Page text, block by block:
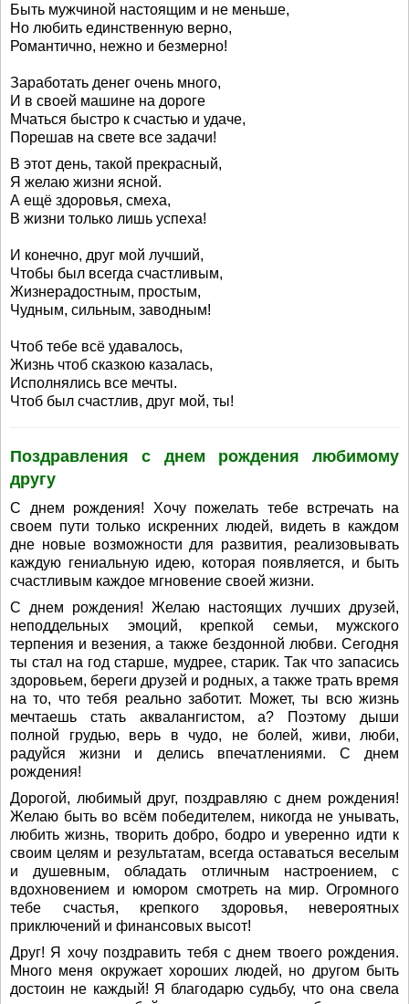
Быть мужчиной настоящим и не меньше,
Но любить единственную верно,
Романтично, нежно и безмерно!
Заработать денег очень много,
И в своей машине на дороге
Мчаться быстро к счастью и удаче,
Порешав на свете все задачи!
В этот день, такой прекрасный,
Я желаю жизни ясной.
А ещё здоровья, смеха,
В жизни только лишь успеха!
И конечно, друг мой лучший,
Чтобы был всегда счастливым,
Жизнерадостным, простым,
Чудным, сильным, заводным!
Чтоб тебе всё удавалось,
Жизнь чтоб сказкою казалась,
Исполнялись все мечты.
Чтоб был счастлив, друг мой, ты!
Поздравления с днем рождения любимому
другу
С днем рождения! Хочу пожелать тебе встречать на
своем пути только искренних людей, видеть в каждом
дне новые возможности для развития, реализовывать
каждую гениальную идею, которая появляется, и быть
счастливым каждое мгновение своей жизни.
С днем рождения! Желаю настоящих лучших друзей,
неподдельных эмоций, крепкой семьи, мужского
терпения и везения, а также бездонной любви. Сегодня
ты стал на год старше, мудрее, старик. Так что запасись
здоровьем, береги друзей и родных, а также трать время
на то, что тебя реально заботит. Может, ты всю жизнь
мечтаешь стать аквалангистом, а? Поэтому дыши
полной грудью, верь в чудо, не болей, живи, люби,
радуйся жизни и делись впечатлениями. С днем
рождения!
Дорогой, любимый друг, поздравляю с днем рождения!
Желаю быть во всём победителем, никогда не унывать,
любить жизнь, творить добро, бодро и уверенно идти к
своим целям и результатам, всегда оставаться веселым
и душевным, обладать отличным настроением, с
вдохновением и юмором смотреть на мир. Огромного
тебе счастья, крепкого здоровья, невероятных
приключений и финансовых высот!
Друг! Я хочу поздравить тебя с днем твоего рождения.
Много меня окружает хороших людей, но другом быть
достоин не каждый! Я благодарю судьбу, что она свела